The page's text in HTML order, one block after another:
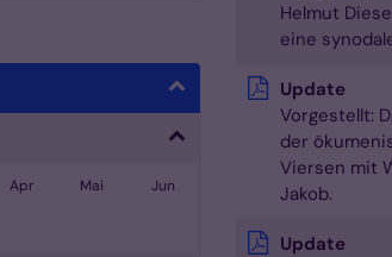
Helmut
eine
Update
Vorgestellt:
der
Viersen mit
Jakob.
Update
Apr Mai Jun